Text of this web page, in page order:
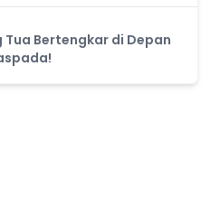
Tua Bertengkar di Depan